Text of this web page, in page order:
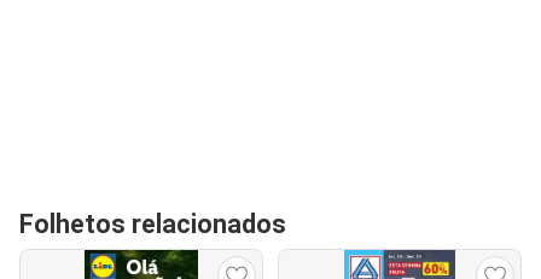
Folhetos relacionados